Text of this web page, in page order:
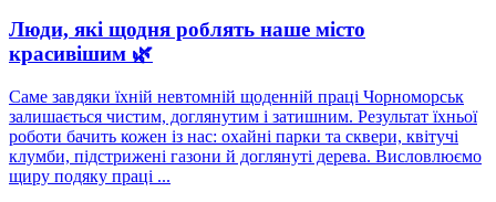
Люди, які щодня роблять наше місто
красивішим 🌿
Саме завдяки їхній невтомній щоденній праці Чорноморськ
залишається чистим, доглянутим і затишним. Результат їхньої
роботи бачить кожен із нас: охайні парки та сквери, квітучі
клумби, підстрижені газони й доглянуті дерева. Висловлюємо
щиру подяку праці ...